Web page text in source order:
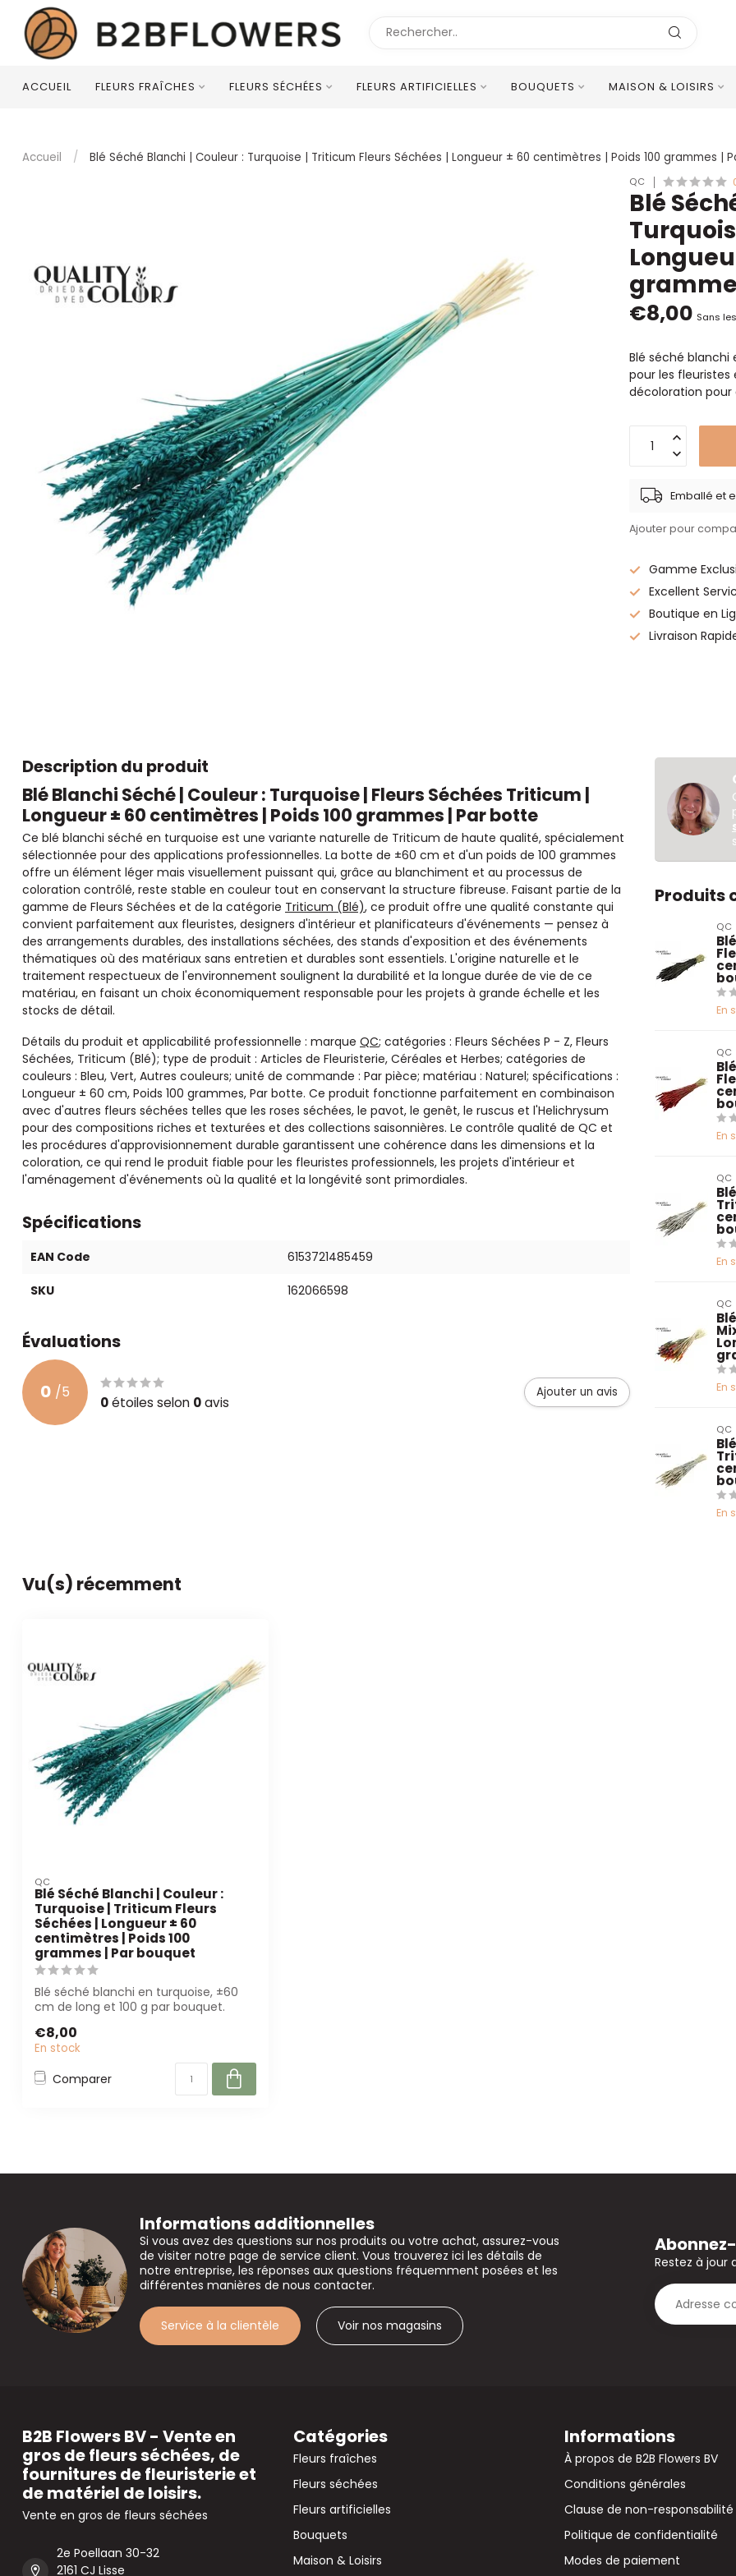
ACCUEIL FLEURS FRAÎCHES FLEURS SÉCHÉES FLEURS ARTIFICIELLES BOUQUETS MAISON & LOISIRS
Accueil / Blé Séché Blanchi | Couleur : Turquoise | Triticum Fleurs Séchées | Longueur ± 60 centimètres | Poids 100 grammes |
QC
Blé
€8,00 Sans
Blé séché blanchi
pour les fleuristes
décoloration
Emballé et
Ajouter pour
Gamme
Excellent
Boutique en
Livraison
Description du produit
Blé Blanchi Séché | Couleur : Turquoise | Fleurs Séchées Triticum |
Longueur ± 60 centimètres | Poids 100 grammes | Par botte
Ce blé blanchi séché en turquoise est une variante naturelle de Triticum de haute qualité, spécialement
sélectionnée pour des applications professionnelles. La botte de ±60 cm et d'un poids de 100 grammes
offre un élément léger mais visuellement puissant qui, grâce au blanchiment et au processus de
coloration contrôlé, reste stable en couleur tout en conservant la structure fibreuse. Faisant partie de la
gamme de Fleurs Séchées et de la catégorie Triticum (Blé), ce produit offre une qualité constante qui
convient parfaitement aux fleuristes, designers d'intérieur et planificateurs d'événements — pensez à
des arrangements durables, des installations séchées, des stands d'exposition et des événements
thématiques où des matériaux sans entretien et durables sont essentiels. L'origine naturelle et le
traitement respectueux de l'environnement soulignent la durabilité et la longue durée de vie de ce
matériau, en faisant un choix économiquement responsable pour les projets à grande échelle et les
stocks de détail.
Détails du produit et applicabilité professionnelle : marque QC; catégories : Fleurs Séchées P - Z, Fleurs
Séchées, Triticum (Blé); type de produit : Articles de Fleuristerie, Céréales et Herbes; catégories de
couleurs : Bleu, Vert, Autres couleurs; unité de commande : Par pièce; matériau : Naturel; spécifications :
Longueur ± 60 cm, Poids 100 grammes, Par botte. Ce produit fonctionne parfaitement en combinaison
avec d'autres fleurs séchées telles que les roses séchées, le pavot, le genêt, le ruscus et l'Helichrysum
pour des compositions riches et texturées et des collections saisonnières. Le contrôle qualité de QC et
les procédures d'approvisionnement durable garantissent une cohérence dans les dimensions et la
coloration, ce qui rend le produit fiable pour les fleuristes professionnels, les projets d'intérieur et
l'aménagement d'événements où la qualité et la longévité sont primordiales.
Spécifications
EAN Code 6153721485459
SKU 162066598
Évaluations
0 /5
0étoiles selon 0avis
Ajouter un avis
Produits
QC
En
QC
En
QC
En
QC
En
QC
En
Vu(s) récemment
QC
Blé Séché Blanchi | Couleur :
Turquoise | Triticum Fleurs
Séchées | Longueur ± 60
centimètres | Poids 100
grammes | Par bouquet
Blé séché blanchi en turquoise, ±60
cm de long et 100 g par bouquet.
€8,00
En stock
Comparer
Informations additionnelles
Si vous avez des questions sur nos produits ou votre achat, assurez-vous
de visiter notre page de service client. Vous trouverez ici les détails de
notre entreprise, les réponses aux questions fréquemment posées et les
différentes manières de nous contacter.
Service à la clientèle Voir nos magasins
Restez à jour
B2B Flowers BV - Vente en
gros de fleurs séchées, de
fournitures de fleuristerie et
de matériel de loisirs.
Vente en gros de fleurs séchées
2e Poellaan 30-32
2161 CJ Lisse
Catégories
Fleurs fraîches
Fleurs séchées
Fleurs artificielles
Bouquets
Maison & Loisirs
Informations
À propos de B2B Flowers BV
Conditions générales
Clause de non-responsabilité
Politique de confidentialité
Modes de paiement